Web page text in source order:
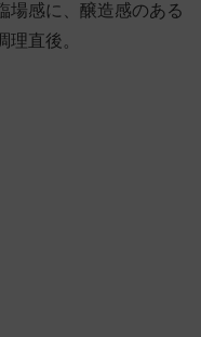
場感に、醸造感のある
直後。